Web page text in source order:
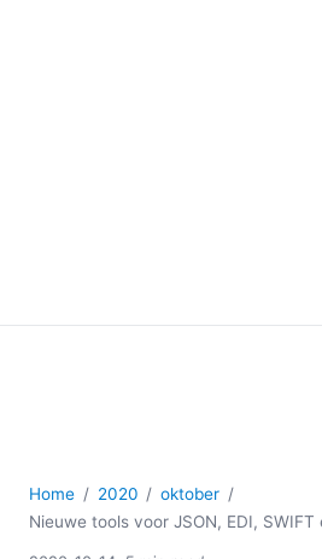
Home 2020
oktober
Nieuwe tools voor JSON, EDI, SWIFT